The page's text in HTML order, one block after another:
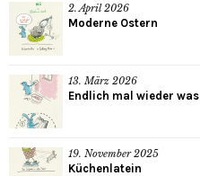
2. April 2026
Moderne Ostern
13. März 2026
Endlich mal wieder was
19. November 2025
Küchenlatein